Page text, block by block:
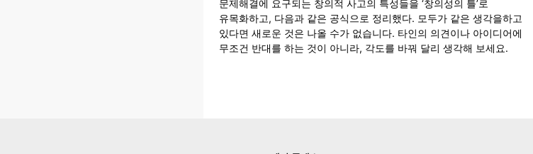
문제해결에 요구되는 창의적 사고의 특성들을 ‘창의성의 틀’로
유목화하고, 다음과 같은 공식으로 정리했다. 모두가 같은 생각을하고
있다면 새로운 것은 나올 수가 없습니다. 타인의 의견이나 아이디어에
무조건 반대를 하는 것이 아니라, 각도를 바꿔 달리 생각해 보세요.